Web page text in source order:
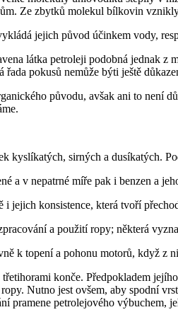
Ze zbytků molekul bílkovin
jejich původ účinkem vody,
látka petroleji podobná jednak
pokusů nemůže býti ještě
původu, avšak ani to není
kyslíkatých, sirných a dusíkatých.
a v nepatrné míře pak i benzen a
jejich konsistence, která tvoří
a použití ropy; některá
k topení a pohonu motorů, když z
konče. Předpokladem
Nutno jest ovšem, aby spodní
pramene petrolejového výbuchem,